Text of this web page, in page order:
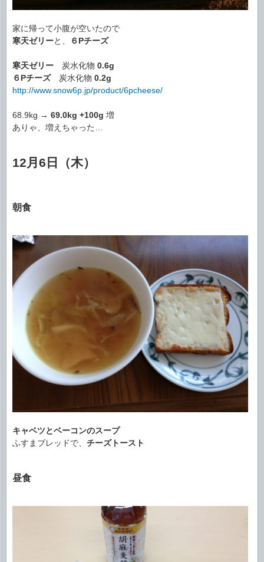
家に帰って小腹が空いたので
寒天ゼリーと、 ６Pチーズ
寒天ゼリー 炭水化物 0.6g
６Pチーズ炭水化物 0.2g
http://www.snow6p.jp/product/6pcheese/
68.9kg → 69.0kg +100g 増
ありゃ、増えちゃった…
12月6日（木）
朝食
キャベツとベーコンのスープ
ふすまブレッドで、 チーズトースト
昼食